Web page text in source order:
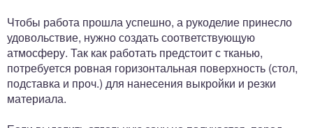
Чтобы работа прошла успешно, а рукоделие принесло
удовольствие, нужно создать соответствующую
атмосферу. Так как работать предстоит с тканью,
потребуется ровная горизонтальная поверхность (стол,
подставка и проч.) для нанесения выкройки и резки
материала.